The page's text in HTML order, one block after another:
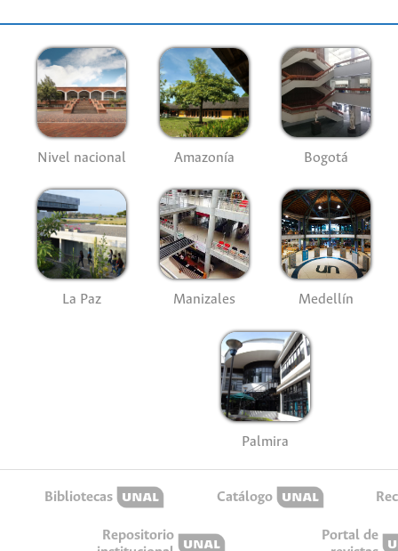
Nivel nacional Amazonía Bogotá
La Paz Manizales Medellín
Palmira
Bibliotecas Catálogo
Repositorio
Portal de